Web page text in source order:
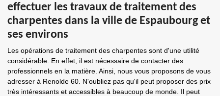
effectuer les travaux de traitement des
charpentes dans la ville de Espaubourg et
ses environs
Les opérations de traitement des charpentes sont d'une utilité
considérable. En effet, il est nécessaire de contacter des
professionnels en la matière. Ainsi, nous vous proposons de vous
adresser à Renolde 60. N'oubliez pas qu'il peut proposer des prix
très intéressants et accessibles à beaucoup de monde. Il peut